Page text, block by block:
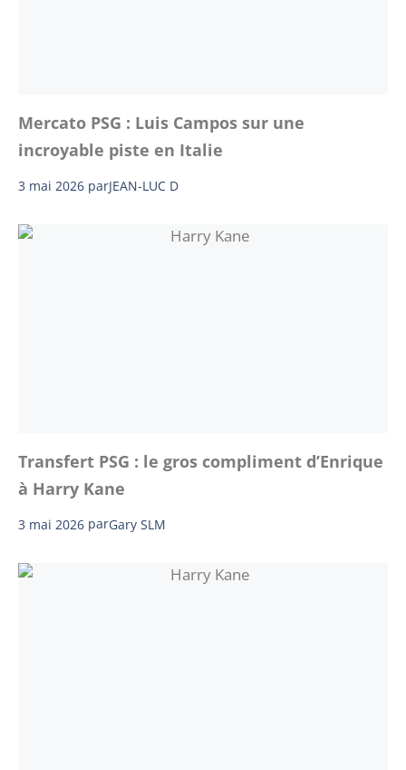
Mercato PSG : Luis Campos sur une
incroyable piste en Italie
3 mai 2026 parJEAN-LUC D
Transfert PSG : le gros compliment d’Enrique
à Harry Kane
3 mai 2026 parGary SLM